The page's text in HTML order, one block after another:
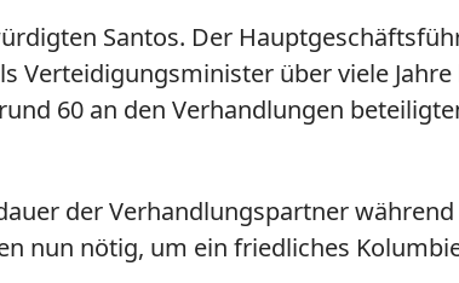
Santos. Der
Verteidigungsminister über viele
60 an den Verhandlungen
der Verhandlungspartner
nun nötig, um ein friedliches